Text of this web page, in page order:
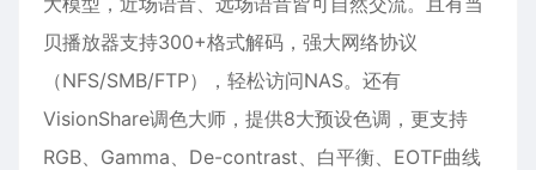
贝播放器支持300+格式解码，强大网络协议
（NFS/SMB/FTP），轻松访问NAS。还有
VisionShare调色大师，提供8大预设色调，更支持
RGB、Gamma、De-contrast、白平衡、EOTF曲线